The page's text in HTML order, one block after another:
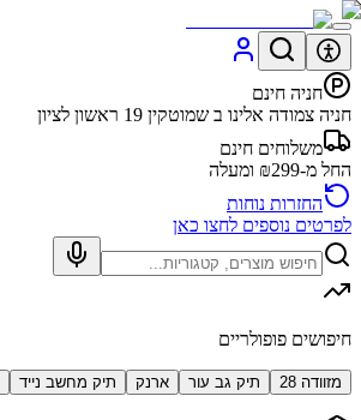
חניה חינם
חניה צמודה אלינו ב שמוטקין 19 ראשון לציון
משלוחים חינם
החל מ-₪299 ומעלה
החזרות נוחות
לפרטים נוספים לחצו כאן
חיפושים פופולריים
מזוודה 28 תיק גב עור ארנק תיק מחשב נייד